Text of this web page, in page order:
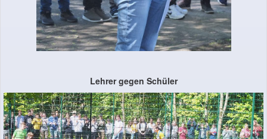
Lehrer gegen Schüler